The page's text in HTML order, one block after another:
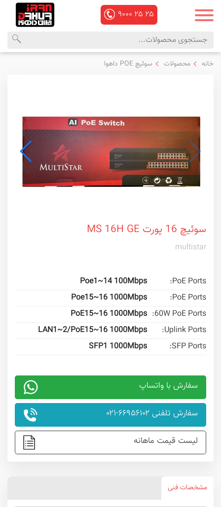
۹۰۰۰ ۲۵ ۲۵
محصولات
منوی
اصلی
خانه محصولات سوئیچ POE داهوا
سوئیچ 16 پورت MS 16H GE
multistar
PoE Ports:
Poe1~14 100Mbps
PoE Ports:
Poe15~16 1000Mbps
60W PoE Ports:
PoE15~16 1000Mbps
Uplink Ports:
LAN1~2/PoE15~16 1000Mbps
SFP Ports:
SFP1 1000Mbps
سفارش با واتساپ
سفارش تلفنی ۶۶۹۵۶۱۰۲-۰۲۱
لیست قیمت ماهانه
مشخصات فنی